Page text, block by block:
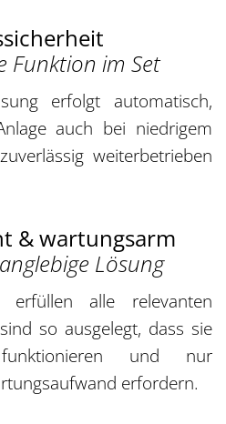
Funktion im Set
erfolgt automatisch,
auch bei niedrigem
weiterbetrieben
& wartungsarm
Lösung
erfüllen alle relevanten
so ausgelegt, dass sie
funktionieren und nur
erfordern.